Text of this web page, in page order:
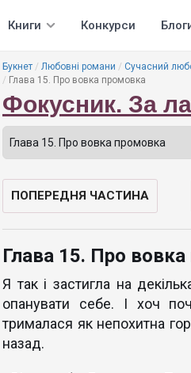
Книги Конкурси
Букнет Любовні романи Сучасний
Глава 15. Про вовка промовка
Фокусник. За
ПОПЕРЕДНЯ ЧАСТИНА
Глава 15. Про
Я так і застигла на
опанувати себе. І хоч
трималася як непохитна
назад.